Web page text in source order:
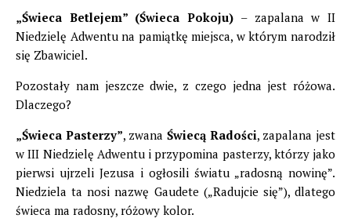
„Świeca Betlejem” (Świeca Pokoju) – zapalana w II
Niedzielę Adwentu na pamiątkę miejsca, w którym narodził
się Zbawiciel.
Pozostały nam jeszcze dwie, z czego jedna jest różowa.
Dlaczego?
„Świeca Pasterzy”, zwanaŚwiecą Radości, zapalana jest
w III Niedzielę Adwentu i przypomina pasterzy, którzy jako
pierwsi ujrzeli Jezusa i ogłosili światu „radosną nowinę”.
Niedziela ta nosi nazwę Gaudete („Radujcie się”), dlatego
świeca ma radosny, różowy kolor.